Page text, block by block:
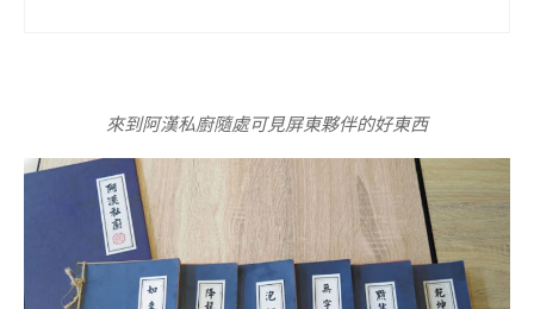
來到阿漢私廚隨處可見屏東夥伴的好東西